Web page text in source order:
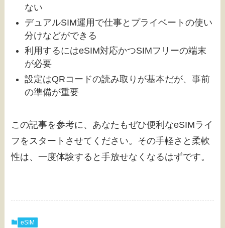
ない
デュアルSIM運用で仕事とプライベートの使い
分けなどができる
利用するにはeSIM対応かつSIMフリーの端末
が必要
設定はQRコードの読み取りが基本だが、事前
の準備が重要
この記事を参考に、あなたもぜひ便利なeSIMライ
フをスタートさせてください。その手軽さと柔軟
性は、一度体験すると手放せなくなるはずです。
eSIM